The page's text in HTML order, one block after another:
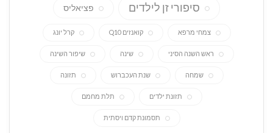
סיפורי זן לילדים פציאליס
צמחי מרפא קואנזים Q10 קרל יונג
ראש השנה הסיני שינה שיפור השינה
שמחה שנת העכברוש תזונה
תזונת ילדים תלת מחמם
תסמונת קדם ויסתית